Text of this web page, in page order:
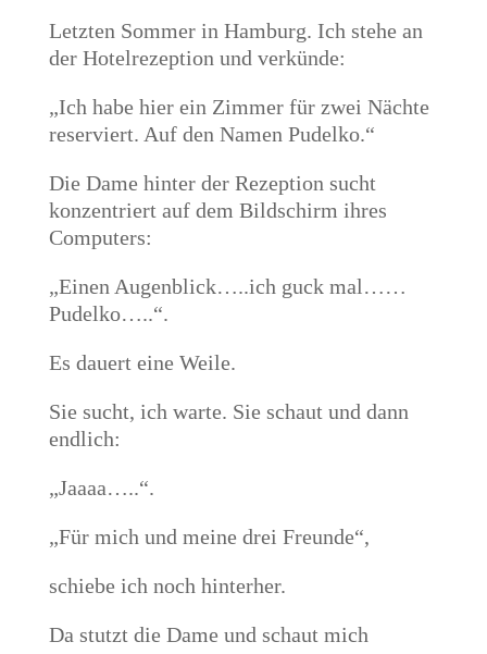
Letzten Sommer in Hamburg. Ich stehe an
der Hotelrezeption und verkünde:
„Ich habe hier ein Zimmer für zwei Nächte
reserviert. Auf den Namen Pudelko.“
Die Dame hinter der Rezeption sucht
konzentriert auf dem Bildschirm ihres
Computers:
„Einen Augenblick…..ich guck mal……
Pudelko…..“.
Es dauert eine Weile.
Sie sucht, ich warte. Sie schaut und dann
endlich:
„Jaaaa…..“.
„Für mich und meine drei Freunde“,
schiebe ich noch hinterher.
Da stutzt die Dame und schaut mich